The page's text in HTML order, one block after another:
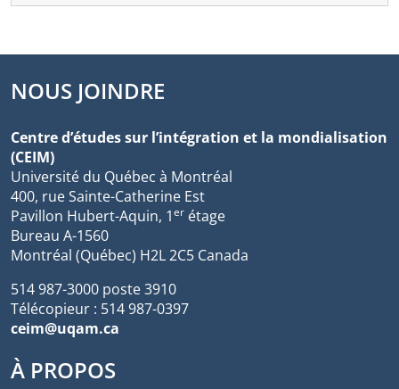
NOUS JOINDRE
Centre d’études sur l’intégration et la mondialisation
(CEIM)
Université du Québec à Montréal
400, rue Sainte-Catherine Est
Pavillon Hubert-Aquin, 1er étage
Bureau A-1560
Montréal (Québec) H2L 2C5 Canada
514 987-3000 poste 3910
Télécopieur : 514 987-0397
ceim@uqam.ca
À PROPOS